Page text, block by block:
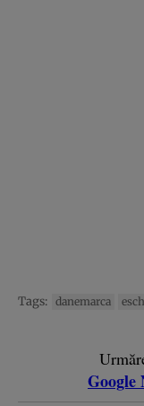
Tags: danemarca
Google